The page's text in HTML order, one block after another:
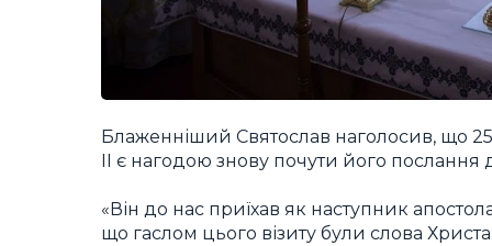
Блаженніший Святослав наголосив, що
ІІ є нагодою знову почути його послання
«Він до нас приїхав як наступник
що гаслом цього візиту були слова